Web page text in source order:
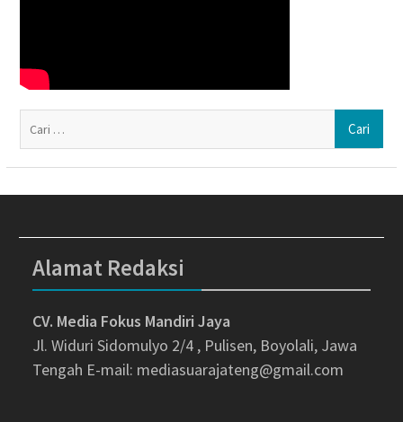
Alamat Redaksi
CV. Media Fokus Mandiri Jaya
Jl. Widuri Sidomulyo 2/4 , Pulisen, Boyolali, Jawa
Tengah E-mail: mediasuarajateng@gmail.com